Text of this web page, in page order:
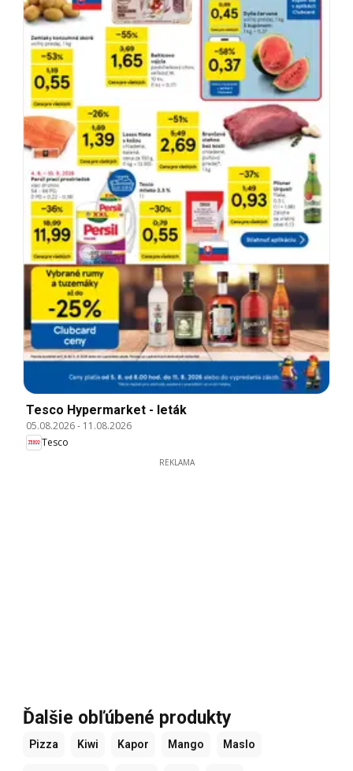
Tesco Hypermarket - leták
05.08.2026- 11.08.2026
Tesco
REKLAMA
Ďalšie obľúbené produkty
Pizza Kiwi Kapor Mango Maslo